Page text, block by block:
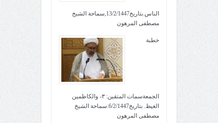
الناس.بتاريخ13/2/1447,سماحة الشيخ
مصطفى المرهون
خطبة
الجمعةسمات المتقين: ٣- والكاظمين
الغيظ. بتاريخ6/2/1447.سماحة الشيخ
مصطفى المرهون